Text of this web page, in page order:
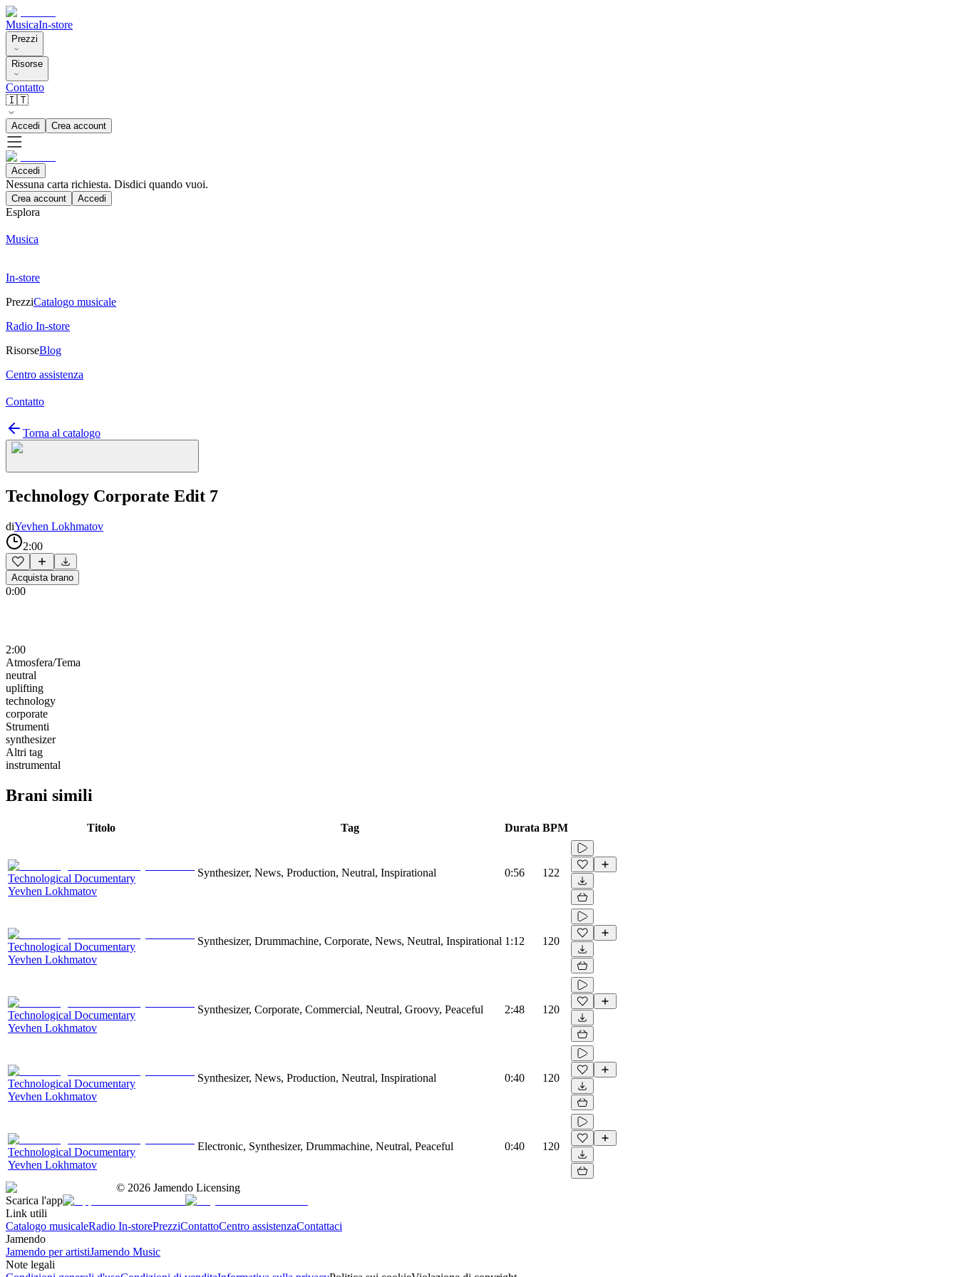
MusicaIn-store
Prezzi
Risorse
Contatto
🇮🇹
Accedi Crea account
Accedi
Nessuna carta richiesta. Disdici quando vuoi.
Crea account Accedi
Esplora
Musica
In-store
PrezziCatalogo musicale
Radio In-store
RisorseBlog
Centro assistenza
Contatto
Torna al catalogo
Technology Corporate Edit 7
diYevhen Lokhmatov
2:00
Acquista brano
0:00
2:00
Atmosfera/Tema
neutral
uplifting
technology
corporate
Strumenti
synthesizer
Altri tag
instrumental
Brani simili
Titolo Tag Durata BPM
Technological Documentary
Yevhen Lokhmatov
Synthesizer, News, Production, Neutral, Inspirational 0:56 122
Technological Documentary
Yevhen Lokhmatov
Synthesizer, Drummachine, Corporate, News, Neutral, Inspirational 1:12 120
Technological Documentary
Yevhen Lokhmatov
Synthesizer, Corporate, Commercial, Neutral, Groovy, Peaceful 2:48 120
Technological Documentary
Yevhen Lokhmatov
Synthesizer, News, Production, Neutral, Inspirational 0:40 120
Technological Documentary
Yevhen Lokhmatov
Electronic, Synthesizer, Drummachine, Neutral, Peaceful 0:40 120
© 2026 Jamendo Licensing
Scarica l'app
Link utili
Catalogo musicaleRadio In-storePrezziContattoCentro assistenzaContattaci
Jamendo
Jamendo per artistiJamendo Music
Note legali